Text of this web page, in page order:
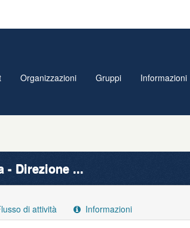
Organizzazioni Gruppi Informazioni
- Direzione ...
di attività Informazioni